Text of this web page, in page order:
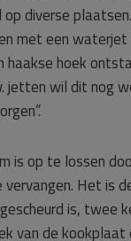
op diverse
met een
haakse hoek
jetten wil dit nog
is op te lossen
Het is
is, twee
van de kookplaat